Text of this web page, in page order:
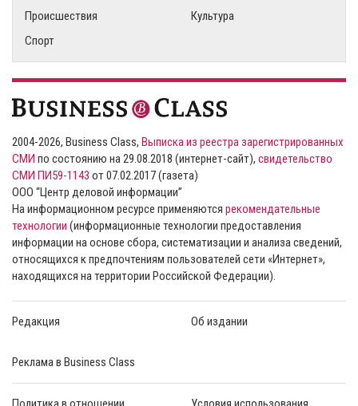
Происшествия
Культура
Спорт
2004-2026, Business Class, Выписка из реестра зарегистрированных
СМИ по состоянию на 29.08.2018 (интернет-сайт), свидетельство
СМИ ПИ59-1143 от 07.02.2017 (газета)
ООО “Центр деловой информации”
На информационном ресурсе применяются рекомендательные
технологии (информационные технологии предоставления
информации на основе сбора, систематизации и анализа сведений,
относящихся к предпочтениям пользователей сети «Интернет»,
находящихся на территории Российской Федерации).
Редакция Об издании
Реклама в Business Class